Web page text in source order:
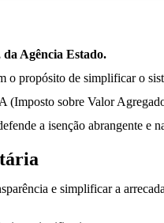
Agência Estado.
propósito de simplificar o
sobre Valor
a isenção abrangente e
e simplificar a